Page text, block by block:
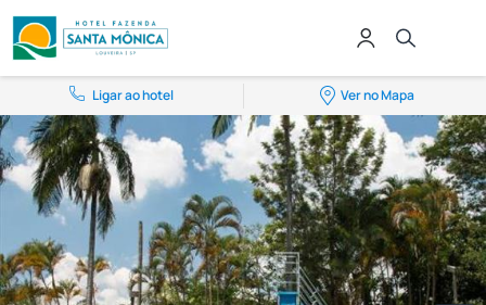
Ligar ao hotel Ver no Mapa